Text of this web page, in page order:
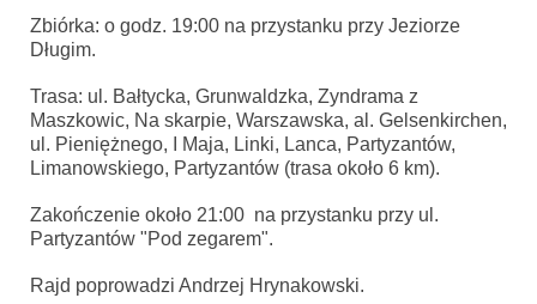
Zbiórka: o godz. 19:00 na przystanku przy Jeziorze
Długim.
Trasa: ul. Bałtycka, Grunwaldzka, Zyndrama z
Maszkowic, Na skarpie, Warszawska, al. Gelsenkirchen,
ul. Pieniężnego, I Maja, Linki, Lanca, Partyzantów,
Limanowskiego, Partyzantów (trasa około 6 km).
Zakończenie około 21:00 na przystanku przy ul.
Partyzantów "Pod zegarem".
Rajd poprowadzi Andrzej Hrynakowski.